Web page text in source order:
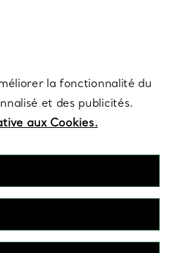
la fonctionnalité du
et des publicités.
aux Cookies.